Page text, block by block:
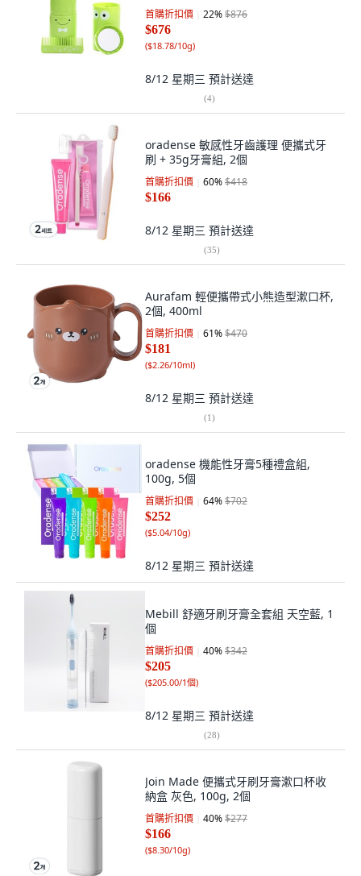
首購折扣價 22%$876
$676
($18.78/10g)
8/12 星期三 預計送達
(4)
oradense 敏感性牙齒護理 便攜式牙
刷 + 35g牙膏組, 2個
首購折扣價 60%$418
$166
8/12 星期三 預計送達
(35)
Aurafam 輕便攜帶式小熊造型漱口杯,
2個, 400ml
首購折扣價 61%$470
$181
($2.26/10ml)
8/12 星期三 預計送達
(1)
oradense 機能性牙膏5種禮盒組,
100g, 5個
首購折扣價 64%$702
$252
($5.04/10g)
8/12 星期三 預計送達
Mebill 舒適牙刷牙膏全套組 天空藍, 1
個
首購折扣價 40%$342
$205
($205.00/1個)
8/12 星期三 預計送達
(28)
Join Made 便攜式牙刷牙膏漱口杯收
納盒 灰色, 100g, 2個
首購折扣價 40%$277
$166
($8.30/10g)